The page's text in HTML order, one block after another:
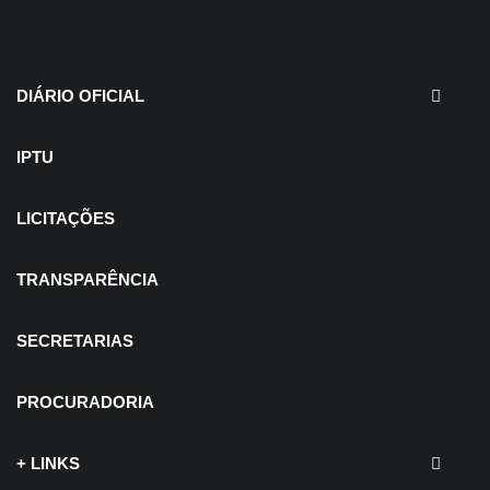
Processo Seletivo
DIÁRIO OFICIAL
IPTU
LICITAÇÕES
TRANSPARÊNCIA
SECRETARIAS
PROCURADORIA
+ LINKS